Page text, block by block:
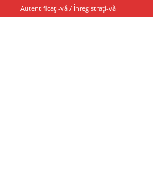
Autentificați-vă / Înregistrați-vă